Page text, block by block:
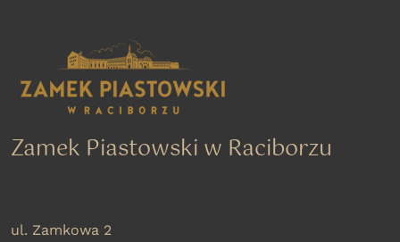
Zamek Piastowski w Raciborzu
ul. Zamkowa 2